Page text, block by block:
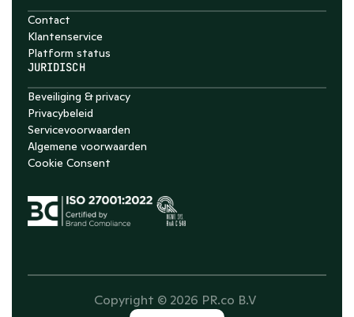
Contact
Klantenservice
Platform status
JURIDISCH
Beveiliging & privacy
Privacybeleid
Servicevoorwaarden
Algemene voorwaarden
Cookie Consent
Copyright © 2026 PR.co B.V
Select Language